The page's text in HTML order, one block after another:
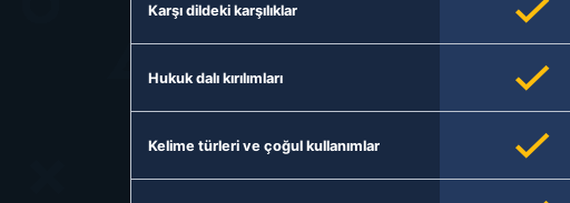
Karşı dildeki karşılıklar
Hukuk dalı kırılımları
Kelime türleri ve çoğul kullanımlar